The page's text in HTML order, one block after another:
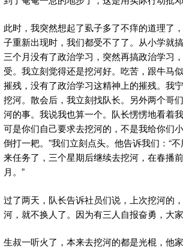
此时，我突然想起了虱子多了不痒的道理了
子重新出现时，我们都受不了了。从小学就
三个月没有了政治学习，突然再搞政治学习
受。我立刻觉得还是挖河好。吃苦，跟牛马
摧残，没有了政治学习这精神上的摧残。我
挖河。散会后，我立刻找队长。另外两个哥
河的事。我说我也算一个。队长愣愣地看着
可是你们自己要求去挖河的，不是我给你们
倒打一耙。”我们立刻点头。他告诉我们：“
来任务了，三个星期后继续去挖河，在春播
月。”
过了两天，队长告诉社员们说，上次挖河的
河，就不换人了。因为有三人自报奋勇，大家
生叔一听火了，本来去挖河的都是光棍，他